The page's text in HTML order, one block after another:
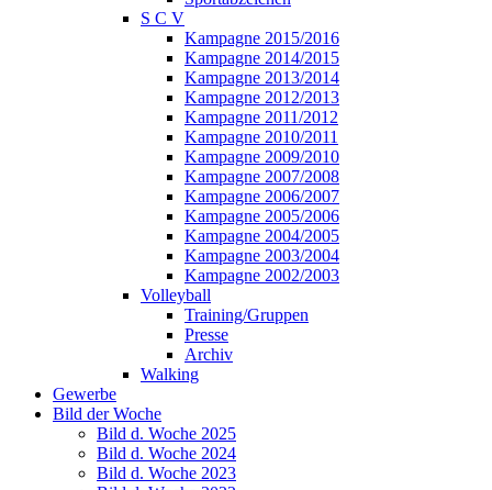
S C V
Kampagne 2015/2016
Kampagne 2014/2015
Kampagne 2013/2014
Kampagne 2012/2013
Kampagne 2011/2012
Kampagne 2010/2011
Kampagne 2009/2010
Kampagne 2007/2008
Kampagne 2006/2007
Kampagne 2005/2006
Kampagne 2004/2005
Kampagne 2003/2004
Kampagne 2002/2003
Volleyball
Training/Gruppen
Presse
Archiv
Walking
Gewerbe
Bild der Woche
Bild d. Woche 2025
Bild d. Woche 2024
Bild d. Woche 2023